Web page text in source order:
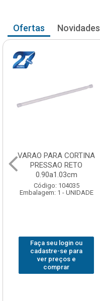
Ofertas Novidades
VARAO PARA CORTINA
PRESSAO RETO
0.90a1.03cm
Código: 104035
Embalagem: 1 - UNIDADE
Faça seu login ou
cadastre-se para
ver preços e
comprar